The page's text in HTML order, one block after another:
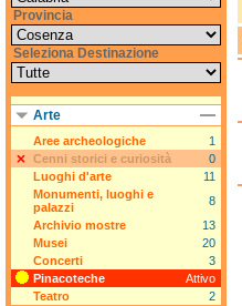
Provincia
Seleziona Destinazione
Arte
Aree archeologiche
1
Cenni storici e curiosità
0
Luoghi d'arte
11
Monumenti, luoghi e
palazzi
8
Archivio mostre
13
Musei
20
Concerti
3
Pinacoteche
Attivo
Teatro
2